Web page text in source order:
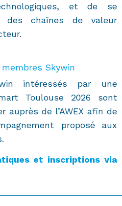
et de se
des chaînes de valeur
Skywin
intéressés par une
Toulouse 2026 sont
auprès de l’AWEX afin de
proposé aux
et inscriptions via